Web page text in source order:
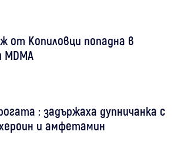
от Копиловци попадна в
: задържаха дупничанка с
и амфетамин